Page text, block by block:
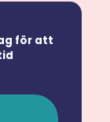
för att